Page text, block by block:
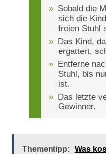
Sobald die
sich die
freien Stuhl
Das Kind,
ergattert,
Entferne
Stuhl, bis
ist.
Das letzte
Gewinner.
Thementipp:
Was